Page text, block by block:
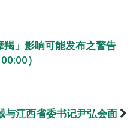
羯」影响可能发布之警告
）
与江西省委书记尹弘会面